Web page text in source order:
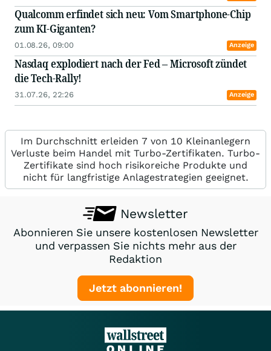
Qualcomm erfindet sich neu: Vom Smartphone-Chip
zum KI-Giganten?
01.08.26, 09:00 Anzeige
Nasdaq explodiert nach der Fed – Microsoft zündet
die Tech-Rally!
31.07.26, 22:26 Anzeige
Im Durchschnitt erleiden 7 von 10 Kleinanlegern
Verluste beim Handel mit Turbo-Zertifikaten. Turbo-
Zertifikate sind hoch risikoreiche Produkte und
nicht für langfristige Anlagestrategien geeignet.
Newsletter
Abonnieren Sie unsere kostenlosen Newsletter
und verpassen Sie nichts mehr aus der
Redaktion
Jetzt abonnieren!